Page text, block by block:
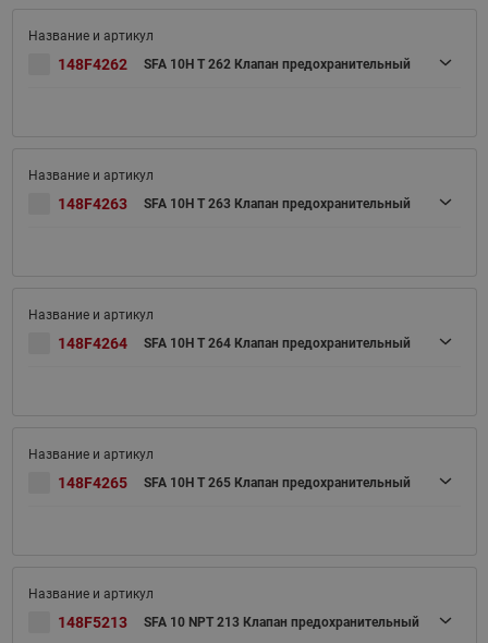
148F4262 SFA 10H T 262 Клапан предохранительный
148F4263 SFA 10H T 263 Клапан предохранительный
148F4264 SFA 10H T 264 Клапан предохранительный
148F4265 SFA 10H T 265 Клапан предохранительный
148F5213 SFA 10 NPT 213 Клапан предохранительный